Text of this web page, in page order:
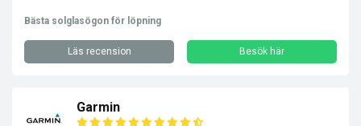
Bästa solglasögon för löpning
Läs recension Besök här
Garmin